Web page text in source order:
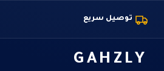
توصيل سريع
GAHZLY